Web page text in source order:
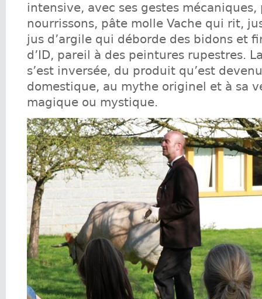
intensive, avec ses gestes
nourrissons, pâte molle Vache qui rit,
jus d’argile qui déborde des bidons et
d’ID, pareil à des peintures rupestres.
s’est inversée, du produit qu’est
domestique, au mythe originel et à sa
magique ou mystique.